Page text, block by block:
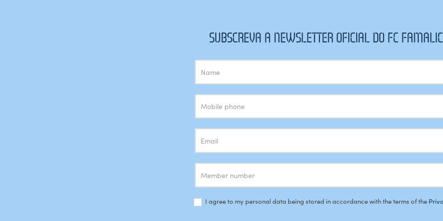
SUBSCREVA A NEWSLETTER OFICIAL DO FC
I agree to my personal data being stored in accordance with the terms of the